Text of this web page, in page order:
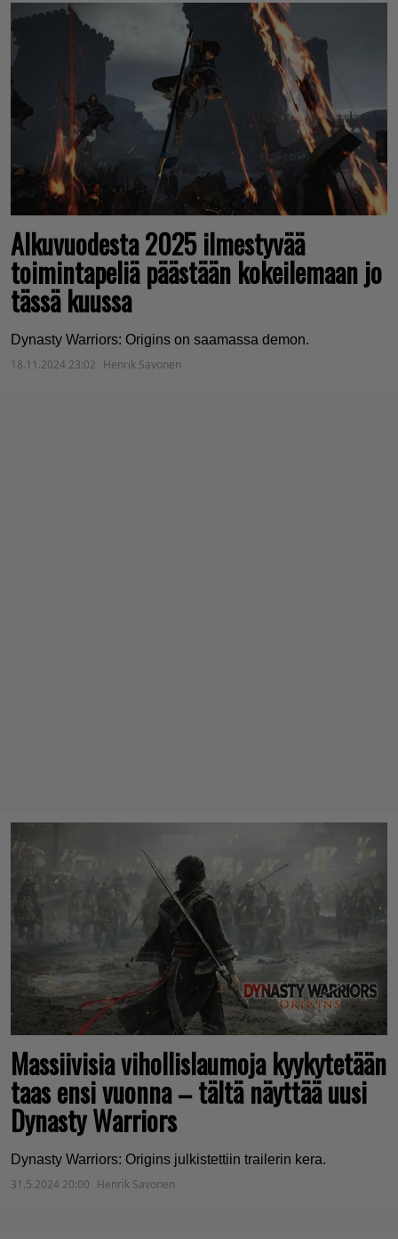
Alkuvuodesta 2025 ilmestyvää
toimintapeliä päästään kokeilemaan jo
tässä kuussa
Dynasty Warriors: Origins on saamassa demon.
18.11.2024 23:02 Henrik Savonen
Massiivisia vihollislaumoja kyykytetään
taas ensi vuonna – tältä näyttää uusi
Dynasty Warriors
Dynasty Warriors: Origins julkistettiin trailerin kera.
31.5.2024 20:00 Henrik Savonen